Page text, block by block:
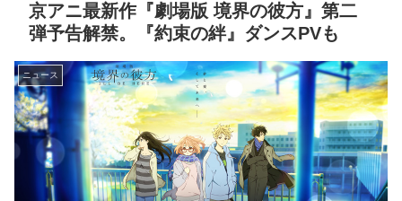
京アニ最新作『劇場版 境界の彼方』第二
弾予告解禁。『約束の絆』ダンスPVも
ニュース